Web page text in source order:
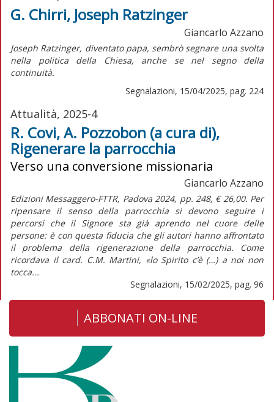
G. Chirri, Joseph Ratzinger
Giancarlo Azzano
Joseph Ratzinger, diventato papa, sembrò segnare una svolta
nella politica della Chiesa, anche se nel segno della
continuità.
Segnalazioni, 15/04/2025, pag. 224
Attualità, 2025-4
R. Covi, A. Pozzobon (a cura di),
Rigenerare la parrocchia
Verso una conversione missionaria
Giancarlo Azzano
Edizioni Messaggero-FTTR, Padova 2024, pp. 248, € 26,00. Per
ripensare il senso della parrocchia si devono seguire i
percorsi che il Signore sta già aprendo nel cuore delle
persone: è con questa fiducia che gli autori hanno affrontato
il problema della rigenerazione della parrocchia. Come
ricordava il card. C.M. Martini, «lo Spirito c’è (…) a noi non
tocca...
Segnalazioni, 15/02/2025, pag. 96
ABBONATI ON-LINE